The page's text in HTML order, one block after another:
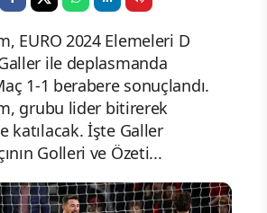
EURO 2024 Elemeleri D
ile deplasmanda
1-1 berabere sonuçlandı.
grubu lider bitirerek
katılacak. İşte Galler
Golleri ve Özeti...